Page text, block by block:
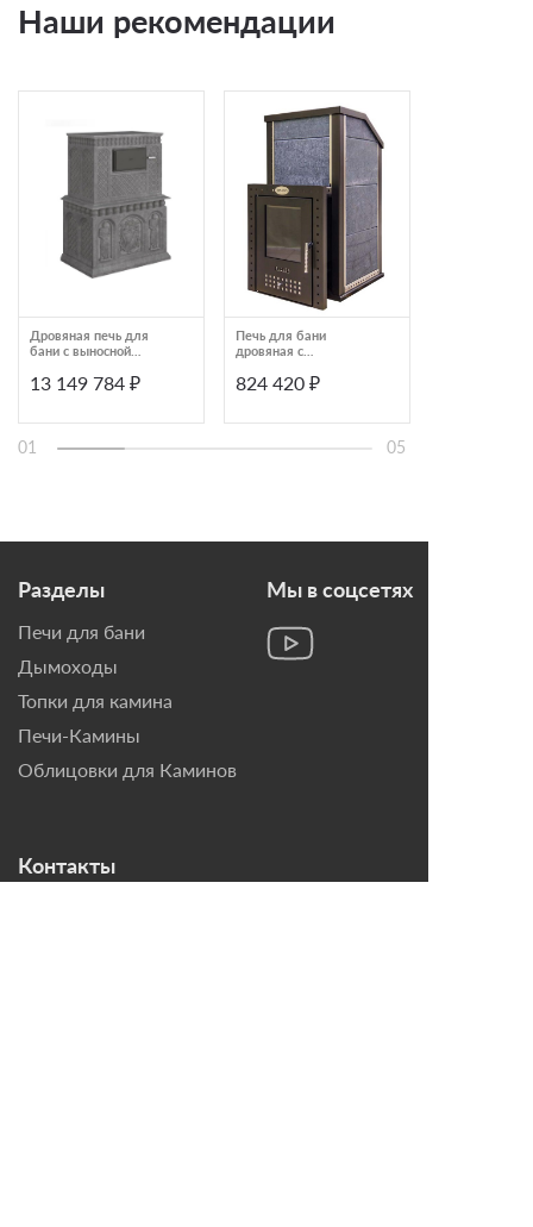
Наши рекомендации
Дровяная печь для
бани с выносной
каменкой Klover
13 149 784 ₽
Печь для бани
дровяная с
талькомагнезита
824 420 ₽
01 05
Разделы
Печи для бани
Дымоходы
Топки для камина
Печи-Камины
Облицовки для Каминов
Контакты
Мы в соцсетях